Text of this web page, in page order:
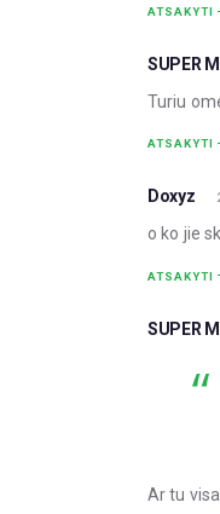
ATSAKYTI
SUPER
Turiu
ATSAKYTI
Doxyz
o ko jie
ATSAKYTI
SUPER
Ar tu